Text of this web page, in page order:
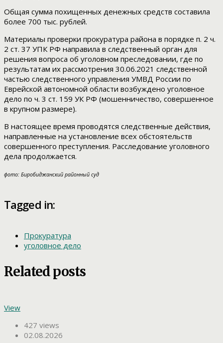
Общая сумма похищенных денежных средств составила
более 700 тыс. рублей.
Материалы проверки прокуратура района в порядке п. 2 ч.
2 ст. 37 УПК РФ направила в следственный орган для
решения вопроса об уголовном преследовании, где по
результатам их рассмотрения 30.06.2021 следственной
частью следственного управления УМВД России по
Еврейской автономной области возбуждено уголовное
дело по ч. 3 ст. 159 УК РФ (мошенничество, совершенное
в крупном размере).
В настоящее время проводятся следственные действия,
направленные на установление всех обстоятельств
совершенного преступления. Расследование уголовного
дела продолжается.
фото: Биробиджанский районный суд
Tagged in:
Прокуратура
уголовное дело
Related posts
View
427 views
02.08.2026